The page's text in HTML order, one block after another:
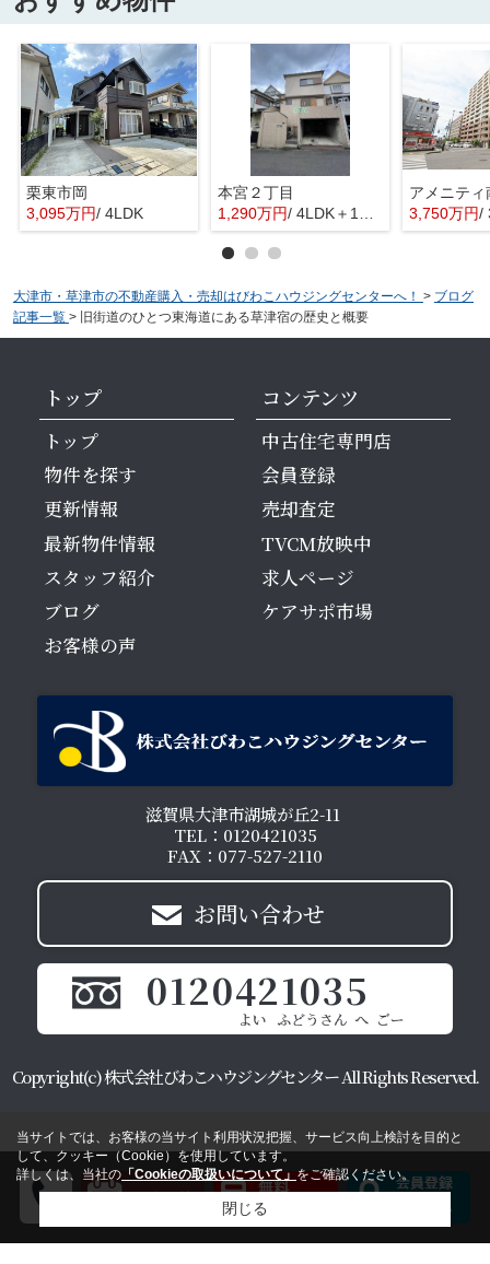
栗東市岡
3,095万円/ 4LDK
本宮２丁目
1,290万円/ 4LDK＋1S(納戸) 3,750万円/
大津市・草津市の不動産購入・売却はびわこハウジングセンターへ！ > ブログ
記事一覧 > 旧街道のひとつ東海道にある草津宿の歴史と概要
トップ
トップ
物件を探す
更新情報
最新物件情報
スタッフ紹介
ブログ
お客様の声
コンテンツ
中古住宅専門店
会員登録
売却査定
TVCM放映中
求人ページ
ケアサポ市場
滋賀県大津市湖城が丘2-11
TEL：0120421035
FAX：077-527-2110
お問い合わせ
0120421035
Copyright(c) 株式会社びわこハウジングセンター All Rights Reserved.
当サイトでは、お客様の当サイト利用状況把握、サービス向上検討を目的と
して、クッキー（Cookie）を使用しています。
詳しくは、当社の 「Cookieの取扱いについて」 をご確認ください。
閉じる